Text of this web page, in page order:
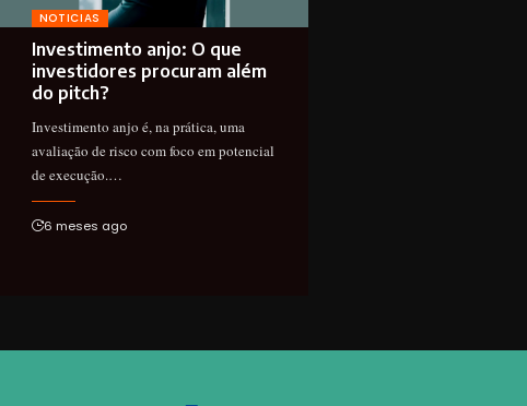
NOTICIAS
Investimento anjo: O que
investidores procuram além
do pitch?
Investimento anjo é, na prática, uma
avaliação de risco com foco em potencial
de execução.…
6 meses ago